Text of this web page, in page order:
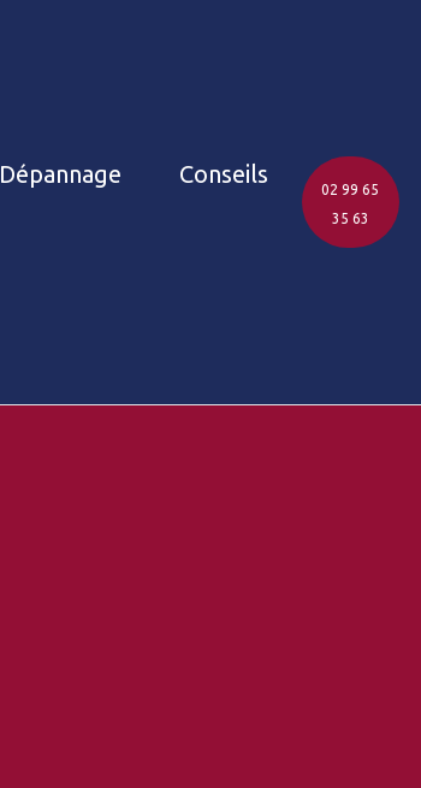
Dépannage
Conseils
02 99 65
35 63